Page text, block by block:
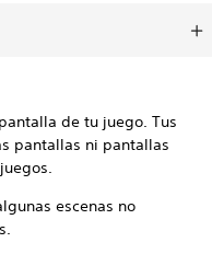
de tu juego. Tus
pantallas ni pantallas
escenas no